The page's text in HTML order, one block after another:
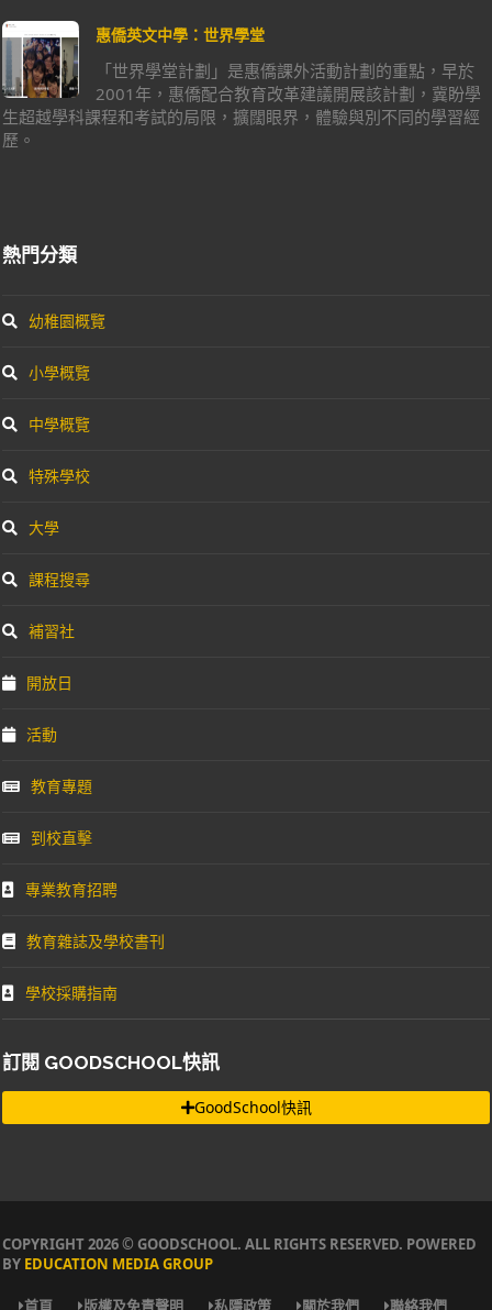
惠僑英文中學：世界學堂
「世界學堂計劃」是惠僑課外活動計劃的重點，早於
2001年，惠僑配合教育改革建議開展該計劃，冀盼學
生超越學科課程和考試的局限，擴闊眼界，體驗與別不同的學習經
歷。
熱門分類
幼稚園概覽
小學概覽
中學概覽
特殊學校
大學
課程搜尋
補習社
開放日
活動
教育專題
到校直擊
專業教育招聘
教育雜誌及學校書刊
學校採購指南
訂閱 GOODSCHOOL快訊
GoodSchool快訊
COPYRIGHT 2026 © GOODSCHOOL. ALL RIGHTS RESERVED. POWERED
BY EDUCATION MEDIA GROUP